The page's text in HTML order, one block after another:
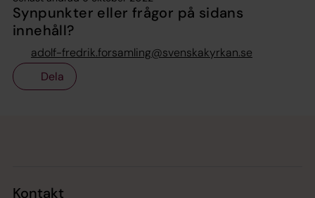
Synpunkter eller frågor på sidans
innehåll?
adolf-fredrik.forsamling@svenskakyrkan.se
Dela
Kontakt